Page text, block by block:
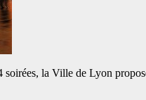
la Ville de Lyon